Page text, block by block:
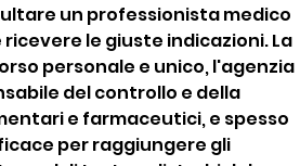
un professionista medico
le giuste indicazioni. La
personale e unico, l'agenzia
del controllo e della
e farmaceutici, e spesso
per raggiungere gli